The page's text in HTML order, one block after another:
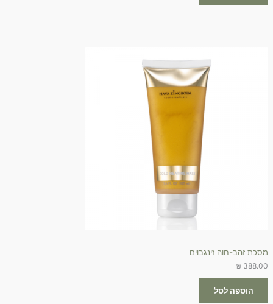
מסכת זהב-חוה זינגבוים
388.00
₪
הוספה לסל